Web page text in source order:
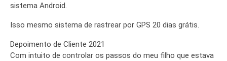
sistema Android.
Isso mesmo sistema de rastrear por GPS 20 dias grátis.
Depoimento de Cliente 2021
Com intuito de controlar os passos do meu filho que estava